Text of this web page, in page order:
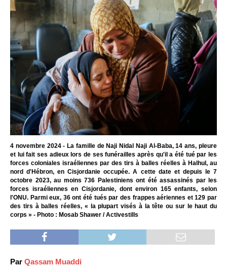
4 novembre 2024 - La famille de Naji Nidal Naji Al-Baba, 14 ans, pleure
et lui fait ses adieux lors de ses funérailles après qu'il a été tué par les
forces coloniales israéliennes par des tirs à balles réelles à Halhul, au
nord d'Hébron, en Cisjordanie occupée. A cette date et depuis le 7
octobre 2023, au moins 736 Palestiniens ont été assassinés par les
forces israéliennes en Cisjordanie, dont environ 165 enfants, selon
l'ONU. Parmi eux, 36 ont été tués par des frappes aériennes et 129 par
des tirs à balles réelles, « la plupart visés à la tête ou sur le haut du
corps » - Photo : Mosab Shawer / Activestills
Par Qassam Muaddi